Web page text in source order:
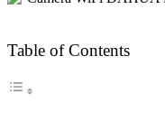
Table of Contents